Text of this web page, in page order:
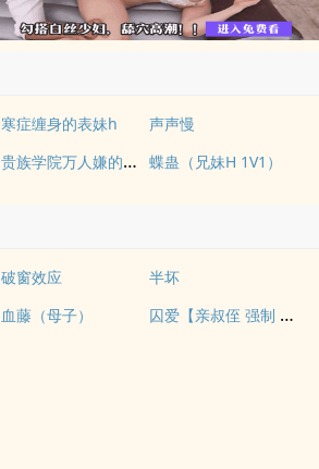
寒症缠身的表妹h
声声慢
贵族学院万人嫌的训狗日常【NP】 蝶蛊（兄妹H 1V1）
破窗效应 半坏
血藤（母子） 囚爱【亲叔侄 强制 1v1 H】